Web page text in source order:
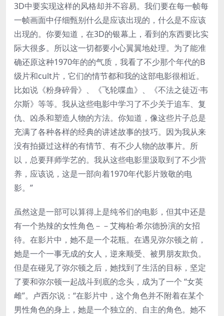
3D中要实现这样的风格却并不容易。我们要在每一帧每
一帧画面中仔细甄别什么是应该出现的，什么是不应该
出现的。你要知道，在3D的银幕上，看到的东西要比实
际大很多。所以这一切都要小心翼翼地处理。为了能准
确还原这种1970年的的气质，我看了不少那个年代的B
级片和cult片，它们的情节都和我的这部电影很相近。
比如说《粉身碎骨》、《飞轮喋血》、《不法之徒迈·韦
尔斯》等等。我从这些电影中学习了不少关于追车、复
仇、凶杀和塑造人物的方法。你知道，像这些片子总是
充满了各种各样的经典的讲述故事的技巧。因为我从来
没有拍摄过这样的有情节、有不少人物的故事片。所
以，总要拜师学艺的。我从这些电影里汲取到了不少营
养，应该说，这是一部向着1970年代影片致敬的电
影。”
虽然这是一部可以算得上是纯爷们的电影，但其中还是
有一个热辣的女性角色－－艾梅柏·希尔德扮演的女招
待。在影片中，她不是一个花瓶。在遇见弥尔顿之前，
她是一个一事无成的女人，逆来顺受、被男朋友欺负。
但是在碰见了弥尔顿之后，她找到了生活的目标，坚定
了要和弥尔顿一起战斗到底的念头，成为了一个 “女英
雌”。卢西尔说：“在影片中，这个角色并不附着在某个
男性角色的身上，她是一个独立的、自主的角色。她不